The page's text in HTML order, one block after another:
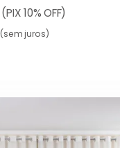
(PIX 10% OFF)
(sem juros)